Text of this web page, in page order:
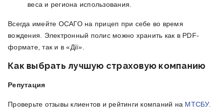
веса и региона использования.
Всегда имейте ОСАГО на прицеп при себе во время
вождения. Электронный полис можно хранить как в PDF-
формате, так и в «Дії».
Как выбрать лучшую страховую компанию
Репутация
Проверьте отзывы клиентов и рейтинги компаний на МТСБУ.